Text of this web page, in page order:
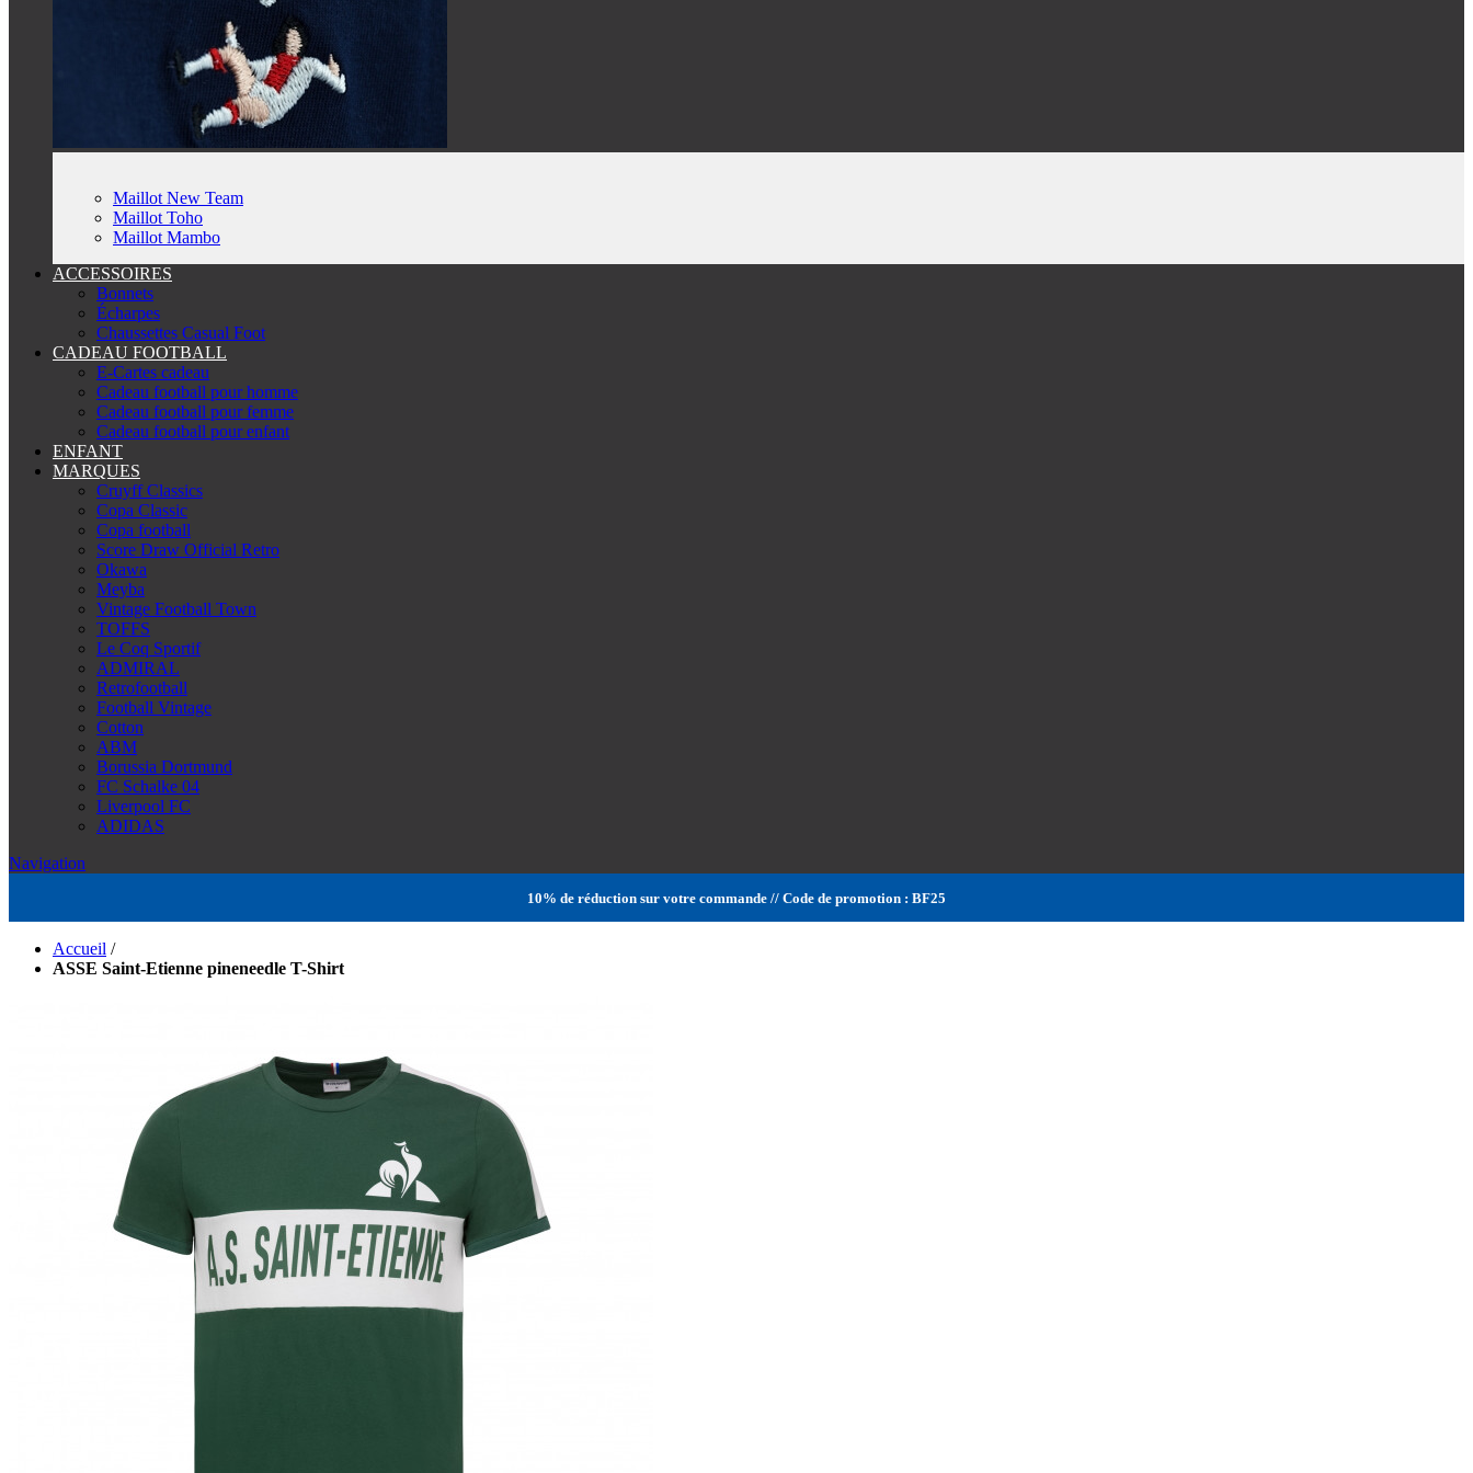
Maillot New Team
Maillot Toho
Maillot Mambo
ACCESSOIRES
Bonnets
Écharpes
Chaussettes Casual Foot
CADEAU FOOTBALL
E-Cartes cadeau
Cadeau football pour homme
Cadeau football pour femme
Cadeau football pour enfant
ENFANT
MARQUES
Cruyff Classics
Copa Classic
Copa football
Score Draw Official Retro
Okawa
Meyba
Vintage Football Town
TOFFS
Le Coq Sportif
ADMIRAL
Retrofootball
Football Vintage
Cotton
ABM
Borussia Dortmund
FC Schalke 04
Liverpool FC
ADIDAS
Navigation
10% de réduction sur votre commande // Code de promotion : BF25
Accueil /
ASSE Saint-Etienne pineneedle T-Shirt